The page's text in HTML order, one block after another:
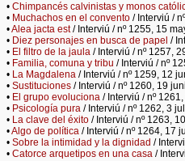
•Chimpancés calvinistas y monos
• Muchachos en el convento / Interviú /
•Alea jacta est/ Interviú / nº 1255, 15
• Diez personajes en busca de papel /
• El filtro de la jaula / Interviú / nº 1257,
• Familia, comuna y tribu / Interviú / nº
• La Magdalena / Interviú / nº 1259, 12
•Sustituciones / Interviú / nº 1260, 19
• El grupo evoluciona / Interviú / nº
• Psicología pura / Interviú / nº 1262, 3
• La clave del éxito / Interviú / nº 1263,
•Algo de política / Interviú / nº 1264, 17
•Sobre la intimidad y la dignidad /
•Catorce arquetipos en una casa /